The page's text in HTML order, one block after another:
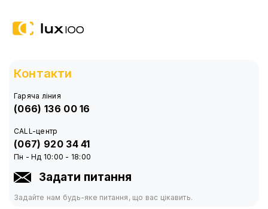
Контакти
Гаряча ліния
(066) 136 00 16
CALL-центр
(067) 920 34 41
Пн - Нд 10:00 - 18:00
Задати питання
Задайте нам будь-яке питання, що вас цікавить.